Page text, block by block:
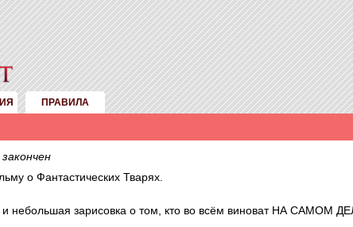
ПРАВИЛА
закончен
о Фантастических Тварях.
небольшая зарисовка о том, кто во всём виноват НА САМОМ